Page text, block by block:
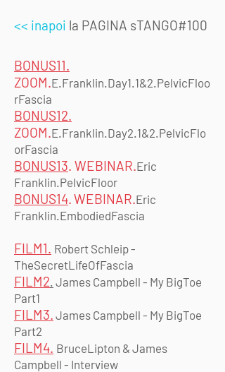
<< inapoi la PAGINA sTANGO#100
BONUS11.
ZOOM. E.Franklin.Day1.1&2.PelvicFloo
rFascia
BONUS12.
ZOOM. E.Franklin.Day2.1&2.PelvicFlo
orFascia
BONUS13 . WEBINAR. Eric
Franklin.PelvicFloor
BONUS14 WEBINAR. Eric
Franklin.EmbodiedFascia
FILM1. Robert Schleip -
TheSecretLifeOfFascia
FILM2 James Campbell - My BigToe
Part1
FILM3. James Campbell - My BigToe
Part2
FILM4. BruceLipton & James
Campbell - Interview